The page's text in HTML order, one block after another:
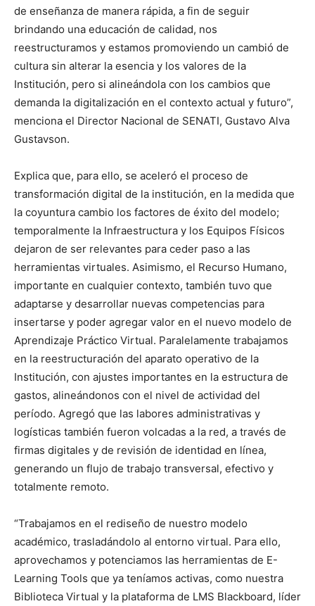
de enseñanza de manera rápida, a fin de seguir
brindando una educación de calidad, nos
reestructuramos y estamos promoviendo un cambió de
cultura sin alterar la esencia y los valores de la
Institución, pero si alineándola con los cambios que
demanda la digitalización en el contexto actual y futuro”,
menciona el Director Nacional de SENATI, Gustavo Alva
Gustavson.
Explica que, para ello, se aceleró el proceso de
transformación digital de la institución, en la medida que
la coyuntura cambio los factores de éxito del modelo;
temporalmente la Infraestructura y los Equipos Físicos
dejaron de ser relevantes para ceder paso a las
herramientas virtuales. Asimismo, el Recurso Humano,
importante en cualquier contexto, también tuvo que
adaptarse y desarrollar nuevas competencias para
insertarse y poder agregar valor en el nuevo modelo de
Aprendizaje Práctico Virtual. Paralelamente trabajamos
en la reestructuración del aparato operativo de la
Institución, con ajustes importantes en la estructura de
gastos, alineándonos con el nivel de actividad del
período. Agregó que las labores administrativas y
logísticas también fueron volcadas a la red, a través de
firmas digitales y de revisión de identidad en línea,
generando un flujo de trabajo transversal, efectivo y
totalmente remoto.
“Trabajamos en el rediseño de nuestro modelo
académico, trasladándolo al entorno virtual. Para ello,
aprovechamos y potenciamos las herramientas de E-
Learning Tools que ya teníamos activas, como nuestra
Biblioteca Virtual y la plataforma de LMS Blackboard, líder